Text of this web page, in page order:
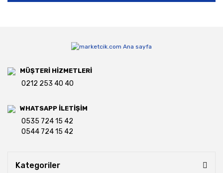
MÜŞTERİ HİZMETLERİ
0212 253 40 40
WHATSAPP İLETİŞİM
0535 724 15 42
0544 724 15 42
Kategoriler